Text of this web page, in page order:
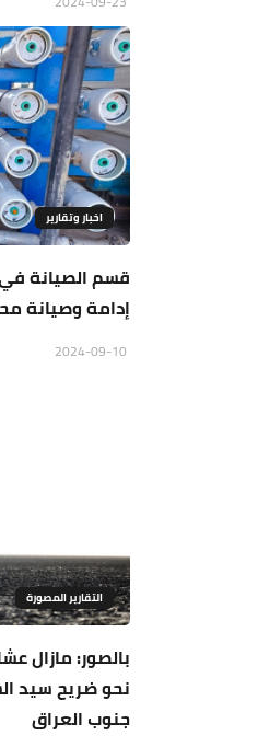
اخبار وتقارير
قسم الصيانة
إدامة وصيانة
التقارير المصورة
بالصور: مازال
نحو ضريح سيد
جنوب العراق